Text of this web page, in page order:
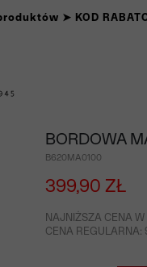
➤ KOD
BORDOWA
B620MA0100
399,90 ZŁ
NAJNIŻSZA CENA
CENA